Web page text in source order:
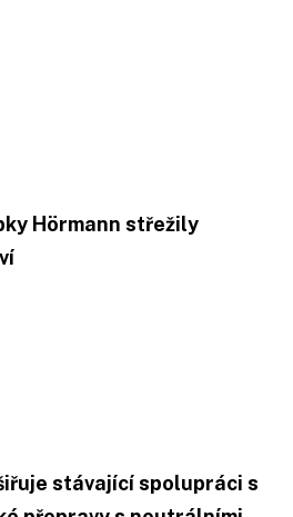
Hörmann střežily
stávající spolupráci s